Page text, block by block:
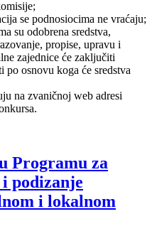
se podnosiocima ne vraćaju;
su odobrena sredstva,
propise, upravu i
zajednice će zaključiti
osnovu koga će sredstva
na zvaničnoj web adresi
Programu za
podizanje
i lokalnom